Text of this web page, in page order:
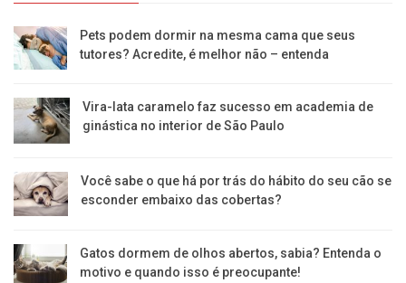
Pets podem dormir na mesma cama que seus
tutores? Acredite, é melhor não – entenda
Vira-lata caramelo faz sucesso em academia de
ginástica no interior de São Paulo
Você sabe o que há por trás do hábito do seu cão se
esconder embaixo das cobertas?
Gatos dormem de olhos abertos, sabia? Entenda o
motivo e quando isso é preocupante!